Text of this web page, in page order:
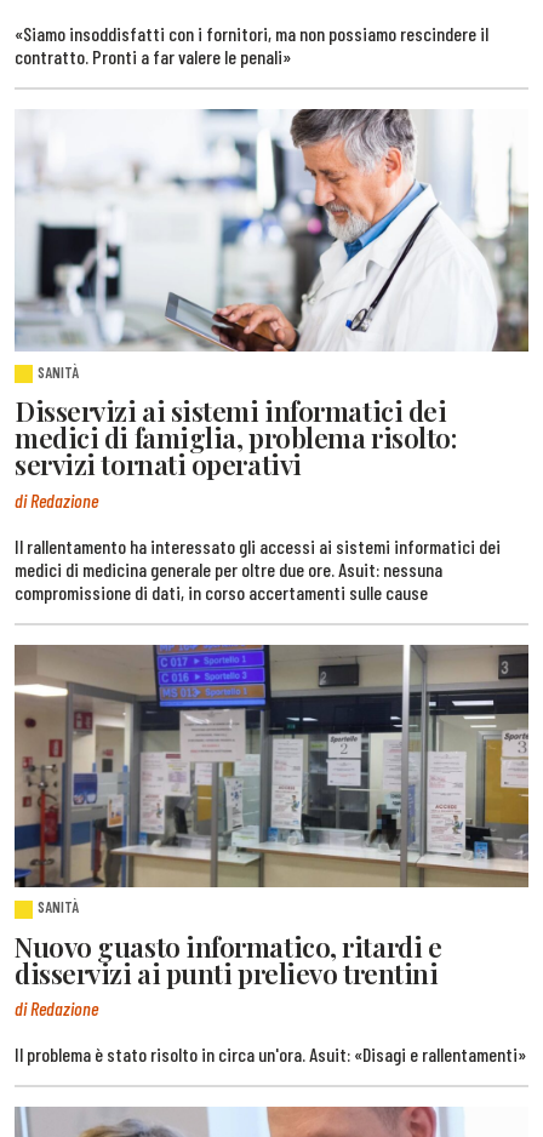
«Siamo insoddisfatti con i fornitori, ma non possiamo rescindere il
contratto. Pronti a far valere le penali»
SANITÀ
Disservizi ai sistemi informatici dei
medici di famiglia, problema risolto:
servizi tornati operativi
di Redazione
Il rallentamento ha interessato gli accessi ai sistemi informatici dei
medici di medicina generale per oltre due ore. Asuit: nessuna
compromissione di dati, in corso accertamenti sulle cause
SANITÀ
Nuovo guasto informatico, ritardi e
disservizi ai punti prelievo trentini
di Redazione
Il problema è stato risolto in circa un'ora. Asuit: «Disagi e rallentamenti»